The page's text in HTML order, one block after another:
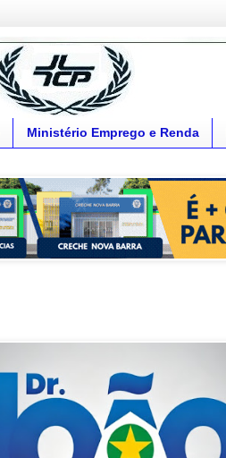
Ministério Emprego e Renda